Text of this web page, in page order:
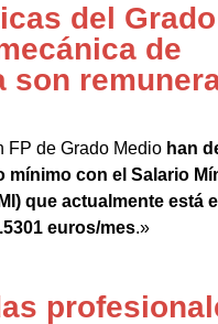
del
de
son
FP de Grado Medio han
mínimo con el Salario
que actualmente está
euros/mes.»